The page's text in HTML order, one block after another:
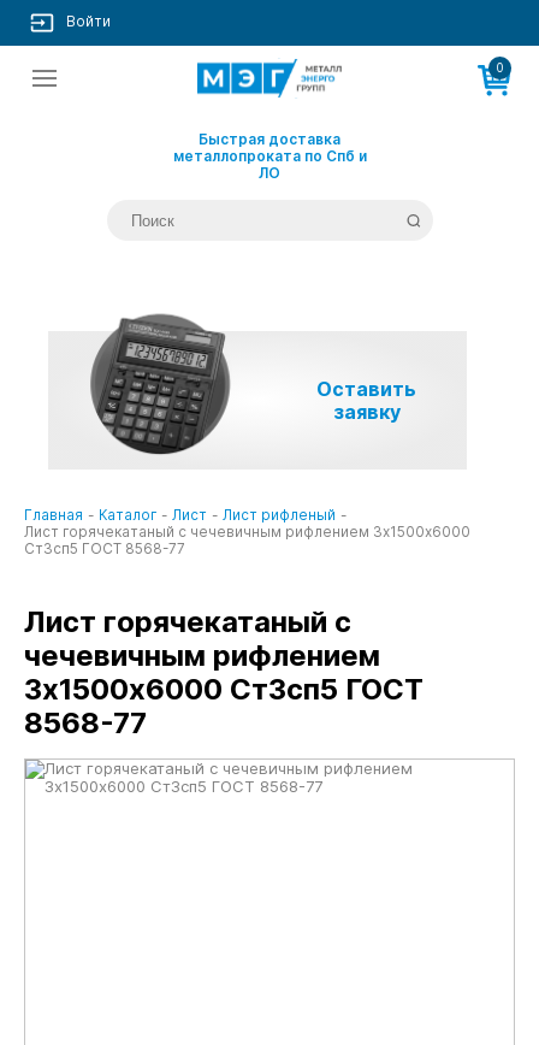
Войти
Быстрая доставка
металлопроката по Спб и
ЛО
Оставить
заявку
0
Главная - Каталог - Лист - Лист рифленый -
Лист горячекатаный с чечевичным рифлением 3х1500х6000
Ст3сп5 ГОСТ 8568-77
Лист горячекатаный с
чечевичным рифлением
3х1500х6000 Ст3сп5 ГОСТ
8568-77